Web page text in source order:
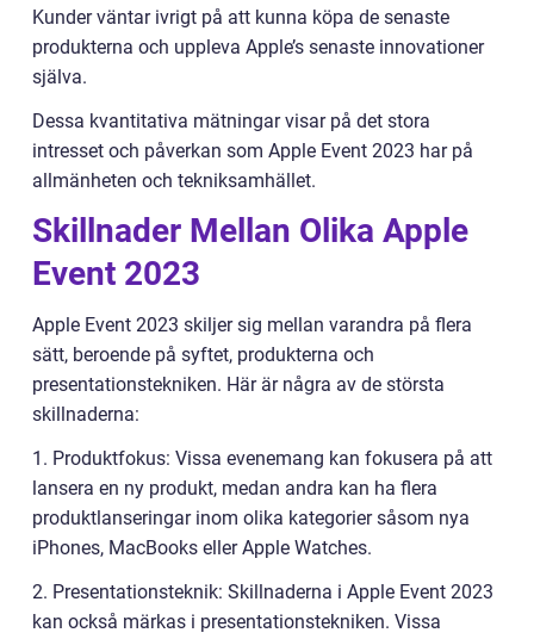
Kunder väntar ivrigt på att kunna köpa de senaste
produkterna och uppleva Apple’s senaste innovationer
själva.
Dessa kvantitativa mätningar visar på det stora
intresset och påverkan som Apple Event 2023 har på
allmänheten och tekniksamhället.
Skillnader Mellan Olika Apple
Event 2023
Apple Event 2023 skiljer sig mellan varandra på flera
sätt, beroende på syftet, produkterna och
presentationstekniken. Här är några av de största
skillnaderna:
1. Produktfokus: Vissa evenemang kan fokusera på att
lansera en ny produkt, medan andra kan ha flera
produktlanseringar inom olika kategorier såsom nya
iPhones, MacBooks eller Apple Watches.
2. Presentationsteknik: Skillnaderna i Apple Event 2023
kan också märkas i presentationstekniken. Vissa